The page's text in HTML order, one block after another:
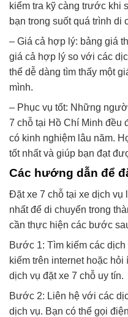
kiểm tra kỹ càng trước khi
bạn trong suốt quá trình di
– Giá cả hợp lý: bảng giá
giá cả hợp lý so với các
thể dễ dàng tìm thấy một
mình.
– Phục vụ tốt: Những
7 chỗ tại Hồ Chí Minh đều
có kinh nghiệm lâu năm.
tốt nhất và giúp bạn đạt
Các hướng dẫn để
Đặt xe 7 chỗ tại xe dịch vụ
nhất để di chuyển trong
cần thực hiện các bước
Bước 1: Tìm kiếm các
kiếm trên internet hoặc
dịch vụ đặt xe 7 chỗ uy tín.
Bước 2: Liên hệ với các
dịch vụ. Bạn có thể gọi